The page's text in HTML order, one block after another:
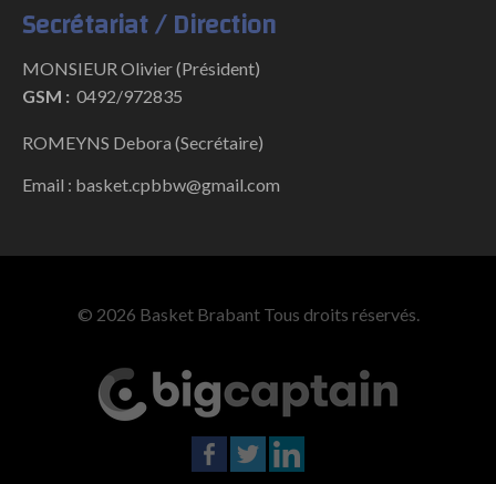
Secrétariat / Direction
MONSIEUR Olivier (Président)
GSM : 0492/972835
ROMEYNS Debora (Secrétaire)
Email : basket.cpbbw@gmail.com
© 2026 Basket Brabant Tous droits réservés.